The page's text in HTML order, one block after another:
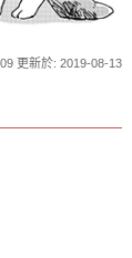
更新於: 2019-08-13